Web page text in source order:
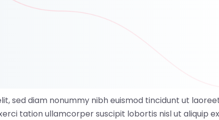
sed diam nonummy nibh euismod tincidunt ut
tation ullamcorper suscipit lobortis nisl ut aliquip